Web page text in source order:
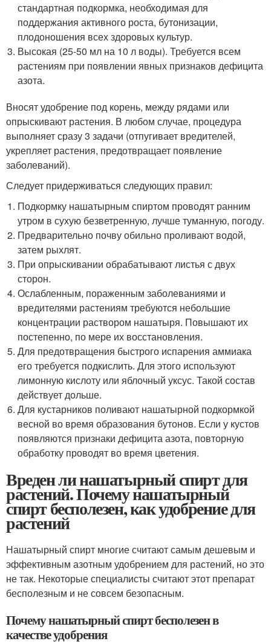
стандартная подкормка, необходимая для
поддержания активного роста, бутонизации,
плодоношения всех здоровых культур.
Высокая (25-50 мл на 10 л воды). Требуется всем
растениям при появлении явных признаков дефицита
азота.
Вносят удобрение под корень, между рядами или
опрыскивают растения. В любом случае, процедура
выполняет сразу 3 задачи (отпугивает вредителей,
укрепляет растения, предотвращает появление
заболеваний).
Следует придерживаться следующих правил:
Подкормку нашатырным спиртом проводят ранним
утром в сухую безветренную, лучше туманную, погоду.
Предварительно почву обильно проливают водой,
затем рыхлят.
При опрыскивании обрабатывают листья с двух
сторон.
Ослабленным, пораженным заболеваниями и
вредителями растениям требуются небольшие
концентрации раствором нашатыря. Повышают их
постепенно, по мере их восстановления.
Для предотвращения быстрого испарения аммиака
его требуется подкислить. Для этого используют
лимонную кислоту или яблочный уксус. Такой состав
действует дольше.
Для кустарников поливают нашатырной подкормкой
весной во время образования бутонов. Если у кустов
появляются признаки дефицита азота, повторную
обработку проводят во время цветения.
Вреден ли нашатырный спирт для
растений. Почему нашатырный
спирт бесполезен, как удобрение для
растений
Нашатырный спирт многие считают самым дешевым и
эффективным азотным удобрением для растений, но это
не так. Некоторые специалисты считают этот препарат
бесполезным и не совсем безопасным.
Почему нашатырный спирт бесполезен в
качестве удобрения